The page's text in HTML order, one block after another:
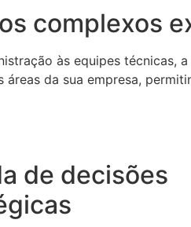
complexos
às equipes técnicas,
áreas da sua empresa,
de decisões